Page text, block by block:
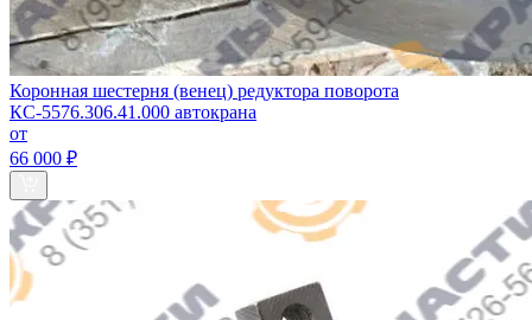
Коронная шестерня (венец) редуктора поворота
КС-5576.306.41.000 автокрана
от
66 000 ₽